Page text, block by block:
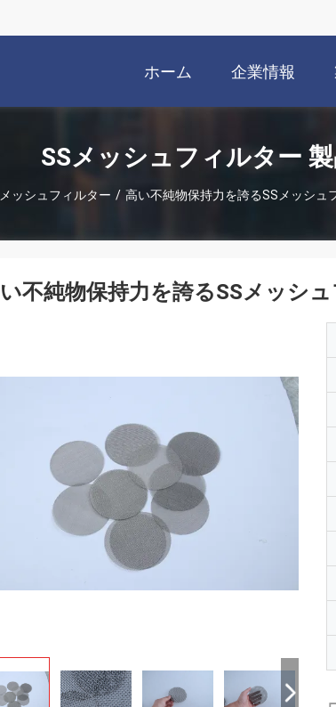
ホーム 企業情報
SSメッシュフィルター
ッシュフィルター / 高い不純物保持力を誇るSSメッシュ
不純物保持力を誇るSSメッシ